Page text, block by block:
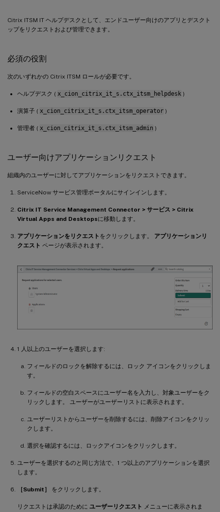
Citrix ITSM IT ヘルプデスクとして、エンドユーザー向けのアプリとデスクト
ップをリクエストおよび管理できます。
必須の役割
次のいずれかの Citrix ITSM ロールが必要です。
ヘルプデスク ( x_cion_citrix_it_s.ctx_itsm_helpdesk )
演算子 ( x_cion_citrix_it_s.ctx_itsm_operator )
管理者 ( x_cion_citrix_it_s.ctx_itsm_admin )
ユーザー向けアプリケーションリクエスト
組織内のユーザーに対してアプリケーションをリクエストできます。
ServiceNow サービス管理ポータルにサインインします。
Citrix IT Service Management Connector > サービス > Citrix
Virtual Apps and Desktopsに移動します。
アプリケーションをリクエスト をクリックします。 アプリケーションリ
クエスト ページが表示されます。
1 人以上のユーザーを選択します:
フィールドのロックを解除するには、ロック アイコンをクリックしま
す。
フィールドの空白スペースにユーザー名を入力し、対象ユーザーをク
リックします。 ユーザーがユーザーリストに表示されます。
ユーザーリストからユーザーを削除するには、削除アイコンをクリッ
クします。
選択を確認するには、ロックアイコンをクリックします。
ユーザーを選択するのと同じ方法で、1 つ以上のアプリケーションを選択
します。
［Submit］ をクリックします。
リクエストは承認のために ユーザーリクエスト メニューに表示されま